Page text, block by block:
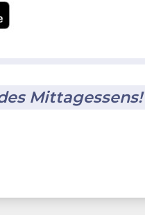
Mittagessens!